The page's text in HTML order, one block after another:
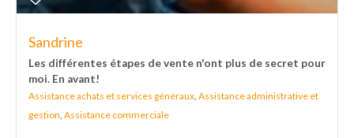
Sandrine
Les différentes étapes de vente n'ont plus de secret pour
moi. En avant!
Assistance achats et services généraux, Assistance administrative et
gestion, Assistance commerciale